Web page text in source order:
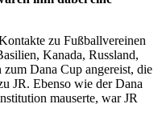
zu Fußballvereinen
Kanada, Russland,
Dana Cup angereist, die
JR. Ebenso wie der Dana
mauserte, war JR